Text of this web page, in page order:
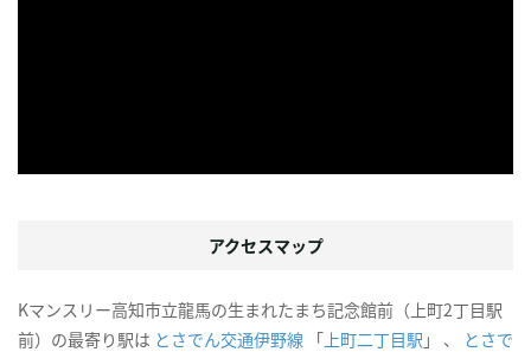
アクセスマップ
Kマンスリー高知市立龍馬の生まれたまち記念館前（上町2丁目駅
前）の最寄り駅は とさでん交通伊野線 「 上町二丁目駅 」 、
とさで